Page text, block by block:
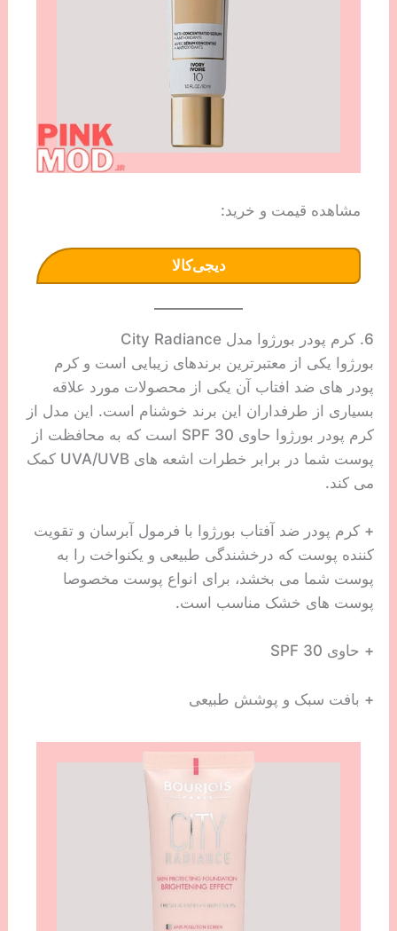
مشاهده قیمت و خرید:
دیجی‌کالا
6. کرم پودر بورژ‌وا مدل City Radiance
بورژوا یکی از معتبرترین برندهای زیبایی است و کرم
پودر های ضد افتاب آن یکی از محصولات مورد علاقه
بسیاری از طرفداران این برند خوشنام است. این مدل از
کرم پودر بورژوا حاوی SPF 30 است که به محافظت از
پوست شما در برابر خطرات اشعه های UVA/UVB کمک
می کند.
+ کرم پودر ضد آفتاب بورژوا با فرمول آبرسان و تقویت
کننده پوست که درخشندگی طبیعی و یکنواخت را به
پوست شما می بخشد، برای انواع پوست مخصوصا
پوست های خشک مناسب است.
+ حاوی SPF 30
+ بافت سبک و پوشش طبیعی